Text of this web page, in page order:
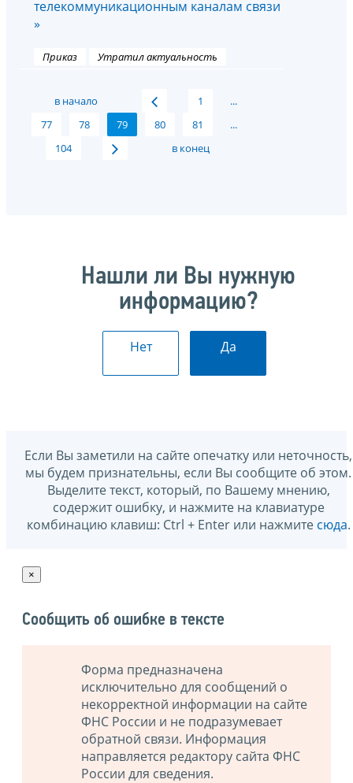
телекоммуникационным каналам связи
»
Приказ Утратил актуальность
в начало 1
...
77
78 79 80 81
...
104
в конец
Нашли ли Вы нужную
информацию?
Нет Да
Если Вы заметили на сайте опечатку или неточность,
мы будем признательны, если Вы сообщите об этом.
Выделите текст, который, по Вашему мнению,
содержит ошибку, и нажмите на клавиатуре
комбинацию клавиш: Ctrl + Enter или нажмите сюда.
×
Сообщить об ошибке в тексте
Форма предназначена
исключительно для сообщений о
некорректной информации на сайте
ФНС России и не подразумевает
обратной связи. Информация
направляется редактору сайта ФНС
России для сведения.